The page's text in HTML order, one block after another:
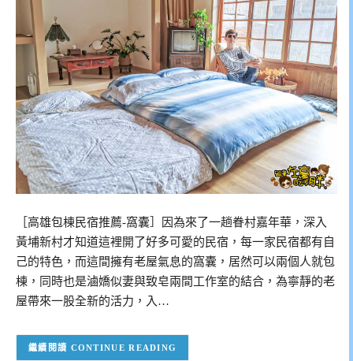
［高雄包棟民宿推薦-窩囊］因為來了一趟眷村嘉年華，深入
黃埔新村才知道這裡開了好多可愛的民宿，每一家民宿都有自
己的特色，而這間擁有老屋氣息的窩囊，居然可以兩個人就包
棟，同時也是滷嬌似妻與致皂兩間工作室的結合，為寧靜的老
屋帶來一股全新的活力，入…
CONTINUE READING